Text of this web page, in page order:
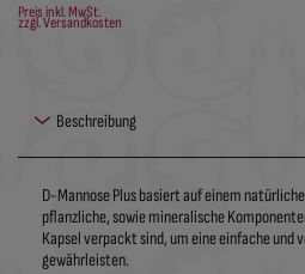
Preis inkl. MwSt.
zzgl. Versandkosten
Beschreibung
D-Mannose Plus basiert auf einem
pflanzliche, sowie mineralische
Kapsel verpackt sind, um eine einfache und
gewährleisten.